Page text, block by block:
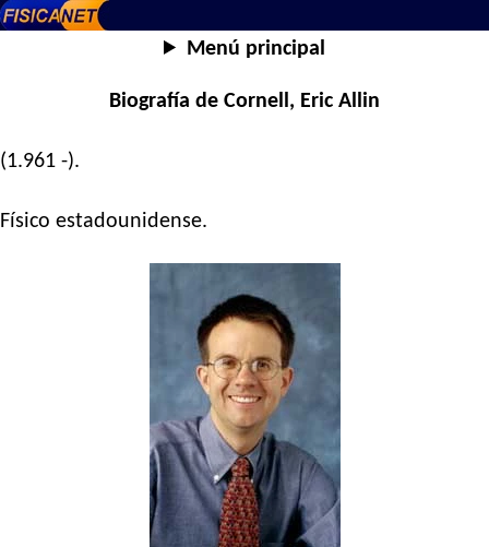
Menú principal
Biografía de Cornell, Eric Allin
(1.961 -).
Físico estadounidense.